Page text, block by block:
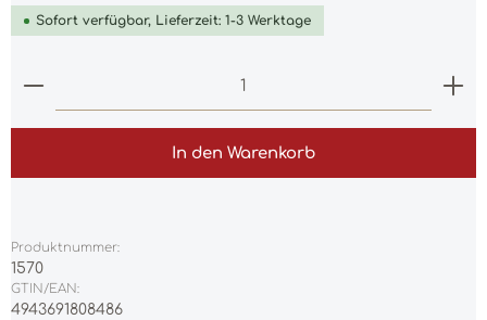
Sofort verfügbar, Lieferzeit: 1-3 Werktage
Produkt Anzahl: Gib den gewünschten Wert
In den Warenkorb
Produktnummer:
1570
GTIN/EAN:
4943691808486